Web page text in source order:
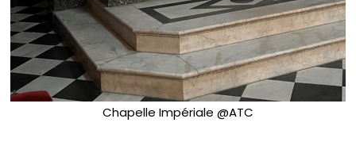
Chapelle Impériale @ATC